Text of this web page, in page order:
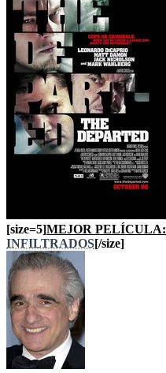
[size=5]MEJOR PELÍCULA:
INFILTRADOS[/size]